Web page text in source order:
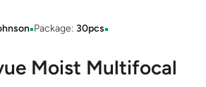
▪Package: 30pcs▪
Moist Multifocal